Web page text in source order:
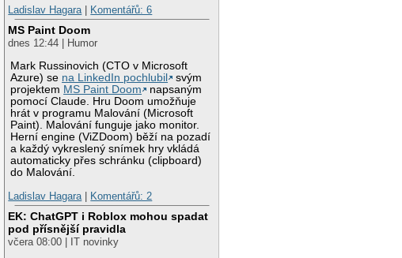
Ladislav Hagara
Komentářů: 6
MS Paint Doom
dnes 12:44 | Humor
Mark Russinovich (CTO v Microsoft
Azure) se na LinkedIn pochlubil
svým
projektem MS Paint Doom
napsaným
pomocí Claude. Hru Doom umožňuje
hrát v programu Malování (Microsoft
Paint). Malování funguje jako monitor.
Herní engine (ViZDoom) běží na pozadí
a každý vykreslený snímek hry vkládá
automaticky přes schránku (clipboard)
do Malování.
Ladislav Hagara
Komentářů: 2
EK: ChatGPT i Roblox mohou spadat
pod přísnější pravidla
včera 08:00 | IT novinky